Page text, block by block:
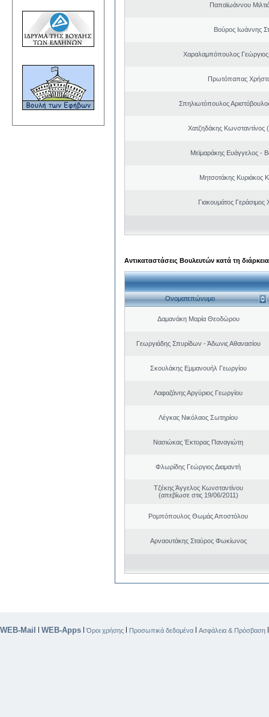
Παπαϊωάννου
Βούρος Ιωάννης
Χαραλαμπόπουλος
Πρωτόπαπας
Σπηλιωτόπουλος
Χατζηδάκης
Μεϊμαράκης Ευάγγελος -
Μητσοτάκης Κυριάκος
Γιακουμάτος
Αντικαταστάσεις Βουλευτών κατά τη
Ονοματεπώνυμο
Δαμανάκη Μαρία Θεοδώρου
Γεωργιάδης Σπυρίδων - Άδωνις Αθανασίου
Σκουλάκης Εμμανουήλ Γεωργίου
Λαφαζάνης Αργύριος Γεωργίου
Λέγκας Νικόλαος Σωτηρίου
Νασιώκας Έκτορας Παναγιώτη
Φλωρίδης Γεώργιος Διαμαντή
Τζέκης Άγγελος Κωνσταντίνου
(απεβίωσε στις 19/06/2011)
Ρομπόπουλος Θωμάς Αποστόλου
Αρναουτάκης Σταύρος Φωκίωνος
WEB-Mail | WEB-Apps |Όροι χρήσης | Προσωπικά δεδομένα | Ασφάλεια & Πρόσβαση